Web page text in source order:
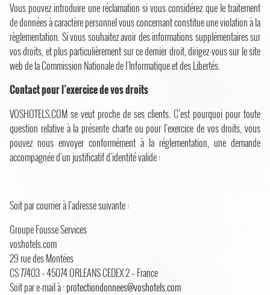
Vous pouvez introduire une réclamation si vous considérez que le traitement
de données à caractère personnel vous concernant constitue une violation à la
règlementation. Si vous souhaitez avoir des informations supplémentaires sur
vos droits, et plus particulièrement sur ce dernier droit, dirigez-vous sur le site
web de la Commission Nationale de l’Informatique et des Libertés.
Contact pour l’exercice de vos droits
VOSHOTELS.COM se veut proche de ses clients. C’est pourquoi pour toute
question relative à la présente charte ou pour l’exercice de vos droits, vous
pouvez nous envoyer conformément à la réglementation, une demande
accompagnée d’un justificatif d’identité valide :
Soit par courrier à l’adresse suivante :
Groupe Fousse Services
voshotels.com
29 rue des Montées
CS 77403 – 45074 ORLEANS CEDEX 2 – France
Soit par e-mail à :protectiondonnees@voshotels.com